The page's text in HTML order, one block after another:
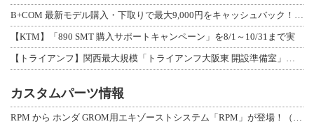
B+COM 最新モデル購入・下取りで最大9,000円をキャッシュバック！「B+F
【KTM】「890 SMT 購入サポートキャンペーン」を8/1～10/31まで実
【トライアンフ】関西最大規模「トライアンフ大阪東 開設準備室」がオープン！ 限定
カスタムパーツ情報
RPM から ホンダ GROM用エキゾーストシステム「RPM」が登場！（動画あり